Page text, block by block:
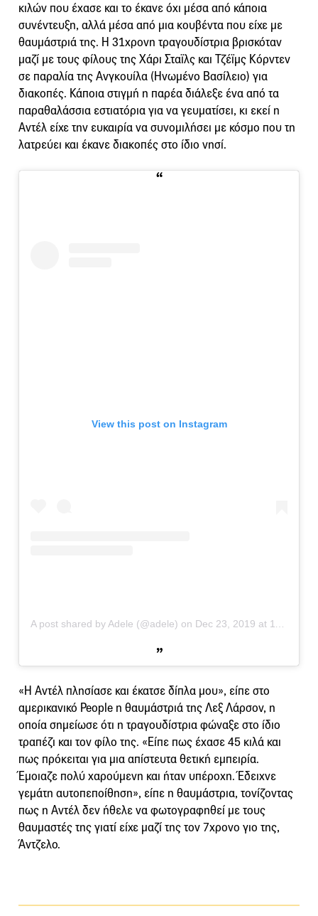
κιλών που έχασε και το έκανε όχι μέσα από κάποια
συνέντευξη, αλλά μέσα από μια κουβέντα που είχε με
θαυμάστριά της. Η 31χρονη τραγουδίστρια βρισκόταν
μαζί με τους φίλους της Χάρι Σταϊλς και Τζέϊμς Κόρντεν
σε παραλία της Ανγκουίλα (Ηνωμένο Βασίλειο) για
διακοπές. Κάποια στιγμή η παρέα διάλεξε ένα από τα
παραθαλάσσια εστιατόρια για να γευματίσει, κι εκεί η
Αντέλ είχε την ευκαιρία να συνομιλήσει με κόσμο που τη
λατρεύει και έκανε διακοπές στο ίδιο νησί.
View this post on Instagram
A post shared by Adele (@adele) on Dec 23, 2019 at 11:32am PST
«Η Αντέλ πλησίασε και έκατσε δίπλα μου», είπε στο
αμερικανικό People η θαυμάστριά της Λεξ Λάρσον, η
οποία σημείωσε ότι η τραγουδίστρια φώναξε στο ίδιο
τραπέζι και τον φίλο της. «Είπε πως έχασε 45 κιλά και
πως πρόκειται για μια απίστευτα θετική εμπειρία.
Έμοιαζε πολύ χαρούμενη και ήταν υπέροχη. Έδειχνε
γεμάτη αυτοπεποίθηση», είπε η θαυμάστρια, τονίζοντας
πως η Αντέλ δεν ήθελε να φωτογραφηθεί με τους
θαυμαστές της γιατί είχε μαζί της τον 7χρονο γιο της,
Άντζελο.